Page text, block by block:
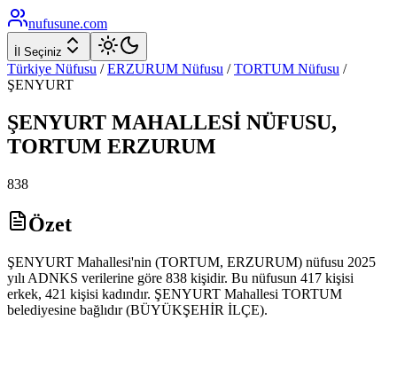
nufusune.com
İl Seçiniz
Türkiye Nüfusu / ERZURUM Nüfusu / TORTUM Nüfusu /
ŞENYURT
ŞENYURT MAHALLESİ NÜFUSU,
TORTUM ERZURUM
838
Özet
ŞENYURT Mahallesi'nin (TORTUM, ERZURUM) nüfusu 2025
yılı ADNKS verilerine göre 838 kişidir. Bu nüfusun 417 kişisi
erkek, 421 kişisi kadındır. ŞENYURT Mahallesi TORTUM
belediyesine bağlıdır (BÜYÜKŞEHİR İLÇE).